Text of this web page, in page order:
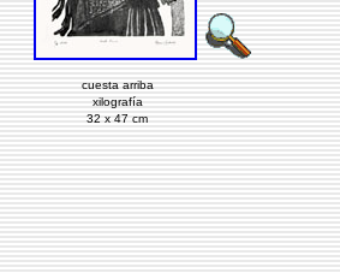
cuesta arriba
xilografía
32 x 47 cm